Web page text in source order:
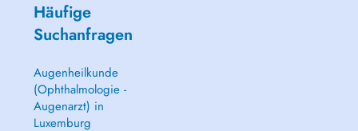
Häufige
Suchanfragen
Augenheilkunde
(Ophthalmologie -
Augenarzt) in
Luxemburg